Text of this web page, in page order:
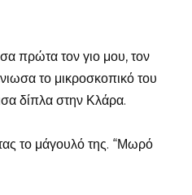
πρώτα τον γιο μου, τον
το μικροσκοπικό του
δίπλα στην Κλάρα.
το μάγουλό της. “Μωρό